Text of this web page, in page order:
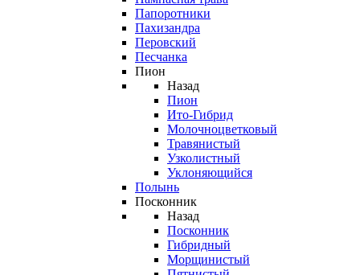
Папоротники
Пахизандра
Перовский
Песчанка
Пион
Назад
Пион
Ито-Гибрид
Молочноцветковый
Травянистый
Узколистный
Уклоняющийся
Полынь
Посконник
Назад
Посконник
Гибридный
Морщинистый